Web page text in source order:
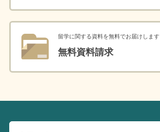
留学に関する資料を無料でお届けします
無料資料請求